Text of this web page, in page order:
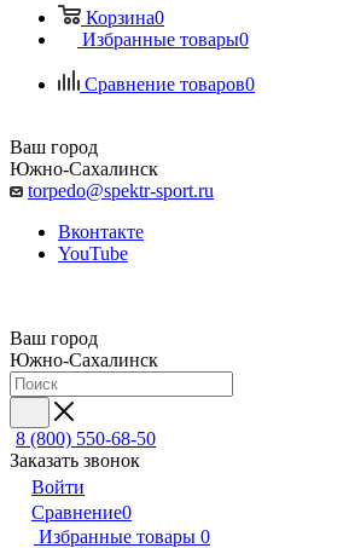
Корзина0
Избранные товары0
Сравнение товаров0
Ваш город
Южно-Сахалинск
torpedo@spektr-sport.ru
Вконтакте
YouTube
Ваш город
Южно-Сахалинск
8 (800) 550-68-50
Заказать звонок
Войти
Сравнение0
Избранные товары 0